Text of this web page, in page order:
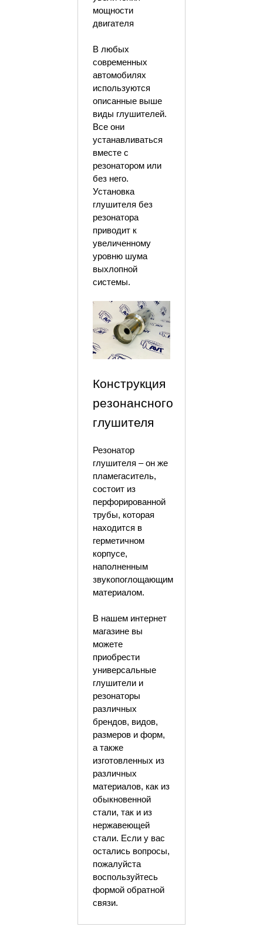
мощности
двигателя
В любых
современных
автомобилях
используются
описанные выше
виды глушителей.
Все они
устанавливаться
вместе с
резонатором или
без него.
Установка
глушителя без
резонатора
приводит к
увеличенному
уровню шума
выхлопной
системы.
Конструкция
резонансного
глушителя
Резонатор
глушителя – он же
пламегаситель,
состоит из
перфорированной
трубы, которая
находится в
герметичном
корпусе,
наполненным
звукопоглощающим
материалом.
В нашем интернет
магазине вы
можете
приобрести
универсальные
глушители и
резонаторы
различных
брендов, видов,
размеров и форм,
а также
изготовленных из
различных
материалов, как из
обыкновенной
стали, так и из
нержавеющей
стали. Если у вас
остались вопросы,
пожалуйста
воспользуйтесь
формой обратной
связи.